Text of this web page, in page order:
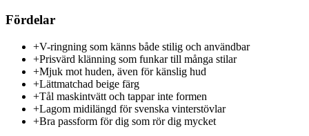
Fördelar
+V-ringning som känns både stilig och användbar
+Prisvärd klänning som funkar till många stilar
+Mjuk mot huden, även för känslig hud
+Lättmatchad beige färg
+Tål maskintvätt och tappar inte formen
+Lagom midilängd för svenska vinterstövlar
+Bra passform för dig som rör dig mycket